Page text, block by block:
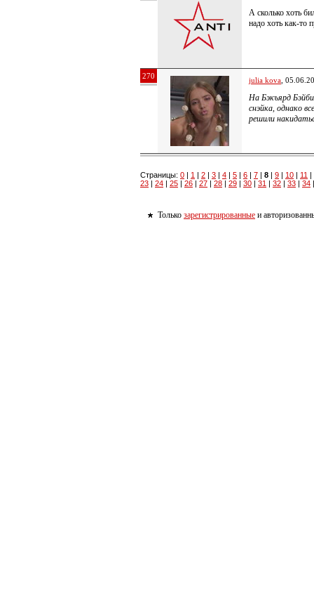
А сколько хоть
надо хоть как-то
270 julia kova ,
На Бэкъярд
снэйка, однако
решили
Страницы: 0 | 1 | 2 | 3 | 4 | 5 | 6 | 7 | 8 | 9 | 10 | 11 |
23 | 24 | 25 | 26 | 27 | 28 | 29 | 30 | 31 | 32 | 33 | 34
Только зарегистрированные и